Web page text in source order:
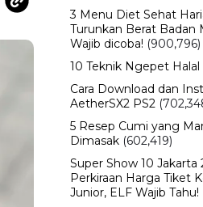
3 Menu Diet Sehat
Turunkan Berat Badan
Wajib dicoba! (900,796)
10 Teknik Ngepet Halal
Cara Download dan
AetherSX2 PS2
5 Resep Cumi yang
Dimasak (602,419)
Super Show 10 Jakarta
Perkiraan Harga Tiket
Junior, ELF Wajib Tahu!